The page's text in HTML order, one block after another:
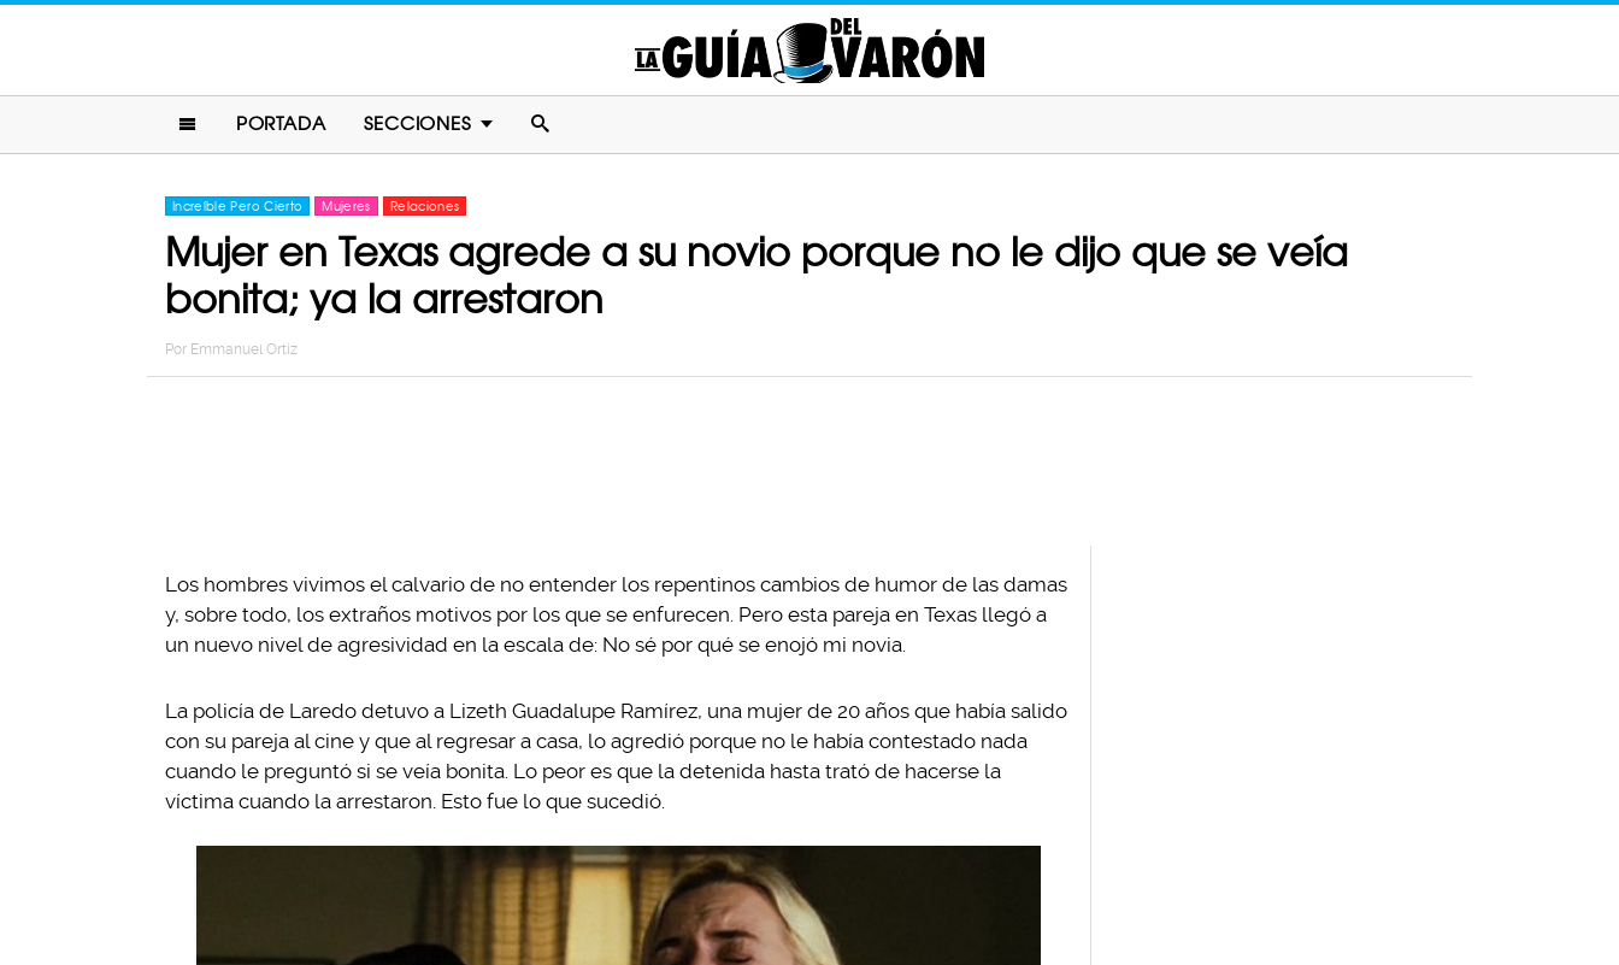
PORTADA SECCIONES
Increíble Pero Cierto Mujeres Relaciones
Mujer en Texas agrede a su novio porque no le dijo que se veía
bonita; ya la arrestaron
Por Emmanuel Ortiz
Los hombres vivimos el calvario de no entender los repentinos cambios de humor de las damas
y, sobre todo, los extraños motivos por los que se enfurecen. Pero esta pareja en Texas llegó a
un nuevo nivel de agresividad en la escala de: No sé por qué se enojó mi novia.
La policía de Laredo detuvo a Lizeth Guadalupe Ramírez, una mujer de 20 años que había salido
con su pareja al cine y que al regresar a casa, lo agredió porque no le había contestado nada
cuando le preguntó si se veía bonita. Lo peor es que la detenida hasta trató de hacerse la
víctima cuando la arrestaron. Esto fue lo que sucedió.